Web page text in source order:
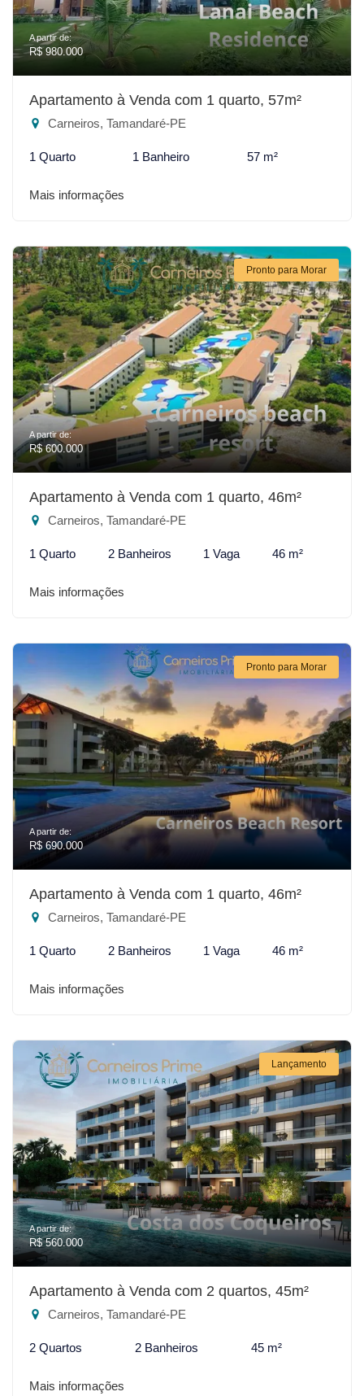
A partir de:
R$ 980.000
Apartamento à Venda com 1 quarto, 57m²
Carneiros, Tamandaré-PE
1 Quarto 1 Banheiro 57 m²
Mais informações
Pronto para Morar
A partir de:
R$ 600.000
Apartamento à Venda com 1 quarto, 46m²
Carneiros, Tamandaré-PE
1 Quarto 2 Banheiros 1 Vaga 46 m²
Mais informações
Pronto para Morar
A partir de:
R$ 690.000
Apartamento à Venda com 1 quarto, 46m²
Carneiros, Tamandaré-PE
1 Quarto 2 Banheiros 1 Vaga 46 m²
Mais informações
Lançamento
A partir de:
R$ 560.000
Apartamento à Venda com 2 quartos, 45m²
Carneiros, Tamandaré-PE
2 Quartos 2 Banheiros 45 m²
Mais informações